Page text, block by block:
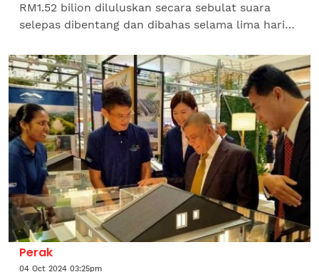
RM1.52 bilion diluluskan secara sebulat suara
selepas dibentang dan dibahas selama lima hari
Undangan Negeri...
Perak
04 Oct 2024 03:25pm